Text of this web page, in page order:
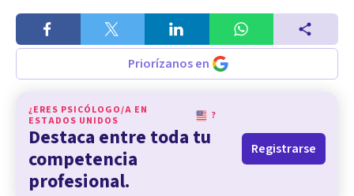
Priorízanos en
¿ERES PSICÓLOGO/A EN
ESTADOS UNIDOS
?
Destaca entre toda tu
competencia
profesional.
Registrarse